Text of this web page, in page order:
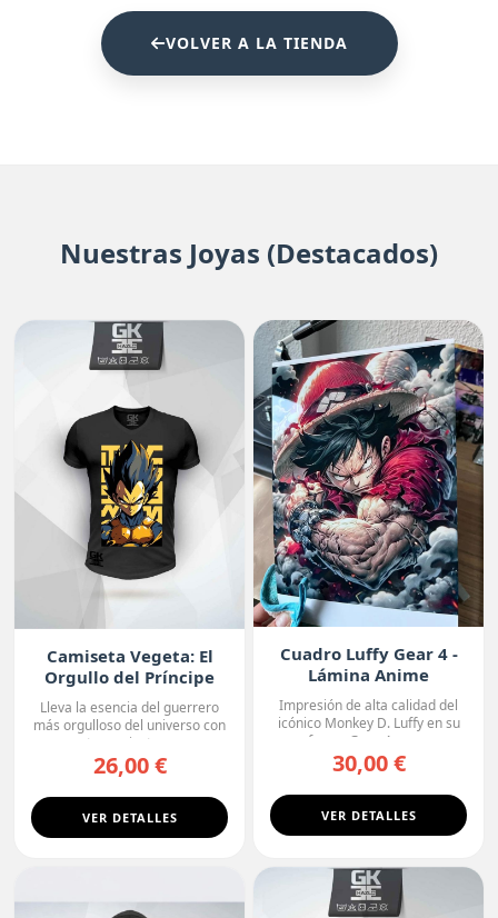
VOLVER A LA TIENDA
Nuestras Joyas (Destacados)
Camiseta Vegeta: El
Orgullo del Príncipe
Lleva la esencia del guerrero
más orgulloso del universo con
esta camiseta ne...
26,00 €
VER DETALLES
Cuadro Luffy Gear 4 -
Lámina Anime
Premium
Impresión de alta calidad del
icónico Monkey D. Luffy en su
forma Gear 4, con...
30,00 €
VER DETALLES